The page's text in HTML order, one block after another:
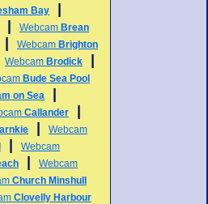
Bay
Webcam Brean
Webcam Brighton
Webcam Brodick
Bude Sea Pool
on Sea
Callander
Webcam
Webcam
Webcam
Church Minshull
Clovelly Harbour